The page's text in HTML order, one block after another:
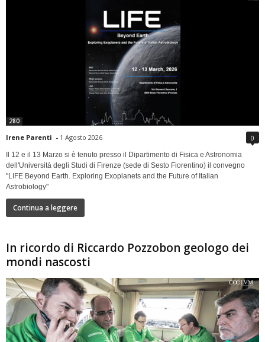
280
Irene Parenti - 1 Agosto 2026 0
Il 12 e il 13 Marzo si è tenuto presso il Dipartimento di Fisica e Astronomia
dell'Università degli Studi di Firenze (sede di Sesto Fiorentino) il convegno
"LIFE Beyond Earth. Exploring Exoplanets and the Future of Italian
Astrobiology"
Continua a leggere
In ricordo di Riccardo Pozzobon geologo dei
mondi nascosti